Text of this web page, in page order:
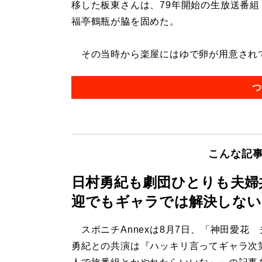
移した板東さんは、79年開始の生放送番
福亭鶴瓶が脇を固めた。
その当時から楽屋にはゆで卵が用意され
こんな記
日村勇紀も劇団ひとりも夫
迎でもギャラでは解決しな
スポニチAnnexは8月7日、「神田愛花
勇紀との共演は『ハッキリ言ってギャラ次